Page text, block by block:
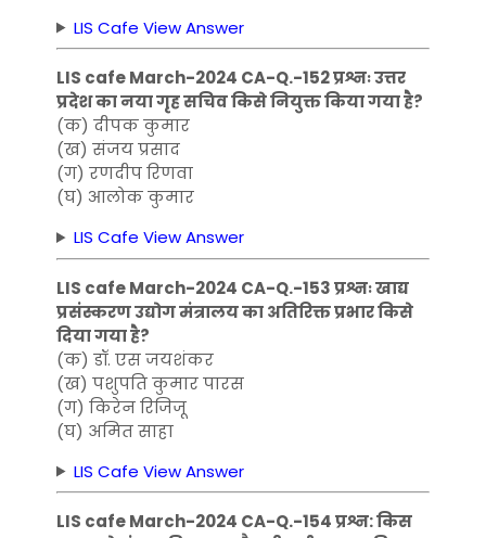
LIS Cafe View Answer
LIS cafe March-2024 CA-Q.-152 प्रश्नः उत्तर
प्रदेश का नया गृह सचिव किसे नियुक्त किया गया है?
(क) दीपक कुमार
(ख) संजय प्रसाद
(ग) रणदीप रिणवा
(घ) आलोक कुमार
LIS Cafe View Answer
LIS cafe March-2024 CA-Q.-153 प्रश्नः खाद्य
प्रसंस्करण उद्योग मंत्रालय का अतिरिक्त प्रभार किसे
दिया गया है?
(क) डॉ. एस जयशंकर
(ख) पशुपति कुमार पारस
(ग) किरेन रिजिजू
(घ) अमित साहा
LIS Cafe View Answer
LIS cafe March-2024 CA-Q.-154 प्रश्न: किस